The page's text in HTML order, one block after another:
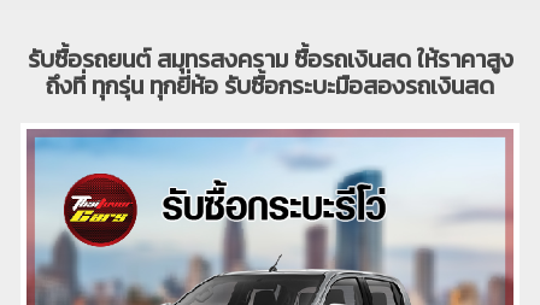
รับซื้อรถยนต์ สมุทรสงคราม ซื้อรถเงินสด ให้ราคาสูง
ถึงที่ ทุกรุ่น ทุกยี่ห้อ รับซื้อกระบะมือสองรถเงินสด